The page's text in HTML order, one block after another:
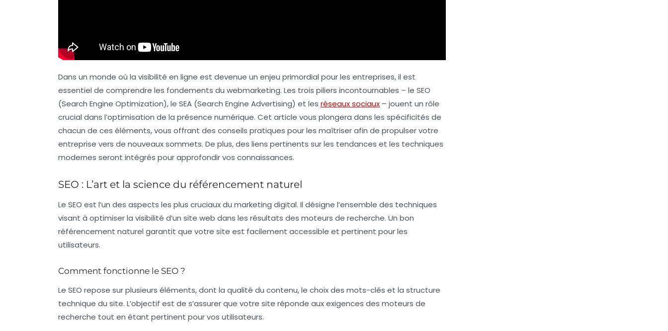
Dans un monde où la visibilité en ligne est devenue un enjeu primordial pour les entreprises, il est
essentiel de comprendre les fondements du webmarketing. Les trois piliers incontournables – le SEO
(Search Engine Optimization), le SEA (Search Engine Advertising) et les réseaux sociaux – jouent un rôle
crucial dans l’optimisation de la présence numérique. Cet article vous plongera dans les spécificités de
chacun de ces éléments, vous offrant des conseils pratiques pour les maîtriser afin de propulser votre
entreprise vers de nouveaux sommets. De plus, des liens pertinents sur les tendances et les techniques
modernes seront intégrés pour approfondir vos connaissances.
SEO : L’art et la science du référencement naturel
Le SEO est l’un des aspects les plus cruciaux du marketing digital. Il désigne l’ensemble des techniques
visant à optimiser la visibilité d’un site web dans les résultats des moteurs de recherche. Un bon
référencement naturel garantit que votre site est facilement accessible et pertinent pour les
utilisateurs.
Comment fonctionne le SEO ?
Le SEO repose sur plusieurs éléments, dont la qualité du contenu, le choix des mots-clés et la structure
technique du site. L’objectif est de s’assurer que votre site réponde aux exigences des moteurs de
recherche tout en étant pertinent pour vos utilisateurs.